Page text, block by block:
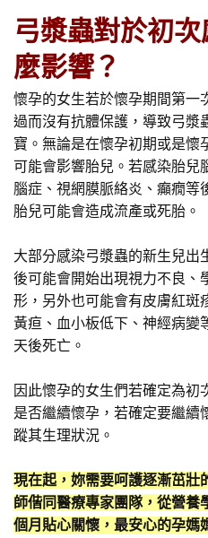
弓漿蟲對於初
麼影響？
懷孕的女生若於懷孕期間第一
過而沒有抗體保護，導致弓漿
寶。無論是在懷孕初期或是懷
可能會影響胎兒。若感染胎兒
腦症、視網膜脈絡炎、癲癇等
胎兒可能會造成流產或死胎。
大部分感染弓漿蟲的新生兒出
後可能會開始出現視力不良、
形，另外也可能會有皮膚紅斑
黃疸、血小板低下、神經病變
天後死亡。
因此懷孕的女生們若確定為
是否繼續懷孕，若確定要繼續
蹤其生理狀況。
現在起，妳需要呵護逐漸茁壯
師偕同醫療專家團隊，從營
個月貼心關懷，最安心的孕媽